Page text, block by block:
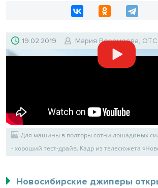
19.02.2019 Мария Веремеева, ОТС
Для машины в полторы сотни лошадиных
- хороший тест-драйв. Кадр из телесюжета
Новосибирские джиперы